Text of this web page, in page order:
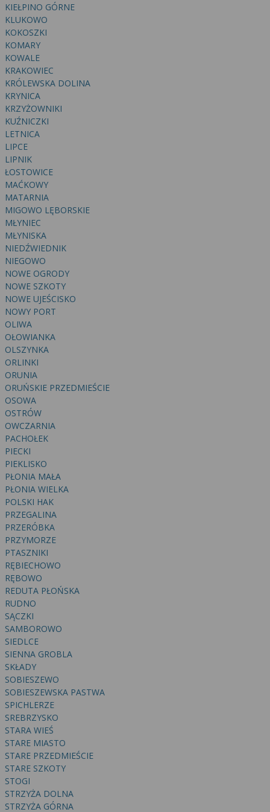
KIEŁPINO GÓRNE
KLUKOWO
KOKOSZKI
KOMARY
KOWALE
KRAKOWIEC
KRÓLEWSKA DOLINA
KRYNICA
KRZYŻOWNIKI
KUŹNICZKI
LETNICA
LIPCE
LIPNIK
ŁOSTOWICE
MAĆKOWY
MATARNIA
MIGOWO LĘBORSKIE
MŁYNIEC
MŁYNISKA
NIEDŹWIEDNIK
NIEGOWO
NOWE OGRODY
NOWE SZKOTY
NOWE UJEŚCISKO
NOWY PORT
OLIWA
OŁOWIANKA
OLSZYNKA
ORLINKI
ORUNIA
ORUŃSKIE PRZEDMIEŚCIE
OSOWA
OSTRÓW
OWCZARNIA
PACHOŁEK
PIECKI
PIEKLISKO
PŁONIA MAŁA
PŁONIA WIELKA
POLSKI HAK
PRZEGALINA
PRZERÓBKA
PRZYMORZE
PTASZNIKI
RĘBIECHOWO
RĘBOWO
REDUTA PŁOŃSKA
RUDNO
SĄCZKI
SAMBOROWO
SIEDLCE
SIENNA GROBLA
SKŁADY
SOBIESZEWO
SOBIESZEWSKA PASTWA
SPICHLERZE
SREBRZYSKO
STARA WIEŚ
STARE MIASTO
STARE PRZEDMIEŚCIE
STARE SZKOTY
STOGI
STRZYŻA DOLNA
STRZYŻA GÓRNA
możesz też wycofać zgodę na przetwarzanie Twoich
danych tylko w niektórych celach. Jeżeli chcesz
dowiedzieć się więcej lub chcesz przeprowadzić
konfigurację szczegółową, to możesz tego dokonać
za pomocą „Ustawień zaawansowanych”.
Więcej informacji na temat wykorzystywania
narzędzi zewnętrznych w naszym serwisie
znajdziesz w Regulaminie Serwisu.